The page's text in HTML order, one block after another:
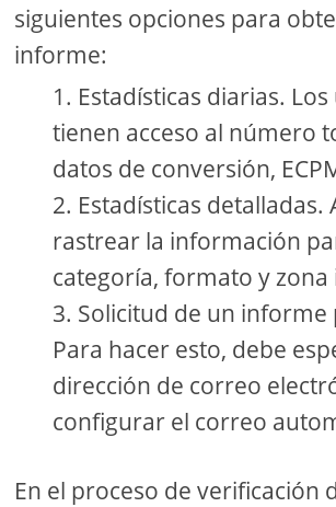
siguientes opciones para
informe:
Estadísticas diarias.
tienen acceso al número
datos de conversión,
Estadísticas detalladas.
rastrear la información
categoría, formato y zona
Solicitud de un
Para hacer esto, debe
dirección de correo
configurar el correo
En el proceso de verificación